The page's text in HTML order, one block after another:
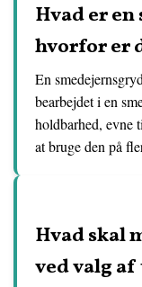
Hvad er
hvorfor er
En
bearbejdet i en
holdbarhed, evne
at bruge den på
Hvad skal
ved valg